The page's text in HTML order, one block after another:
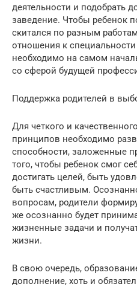
деятельности и подобрать
заведение. Чтобы ребенок
скитался по разным
отношения к
необходимо на самом
со сферой будущей
Поддержка родителей в
Для четкого и
принципов необходимо
способности, заложенные
того, чтобы ребенок смог
достигать целей, быть
быть счастливым.
вопросам, родители
же осознанно будет
жизненные задачи и
жизни.
В свою очередь,
дополнение, хоть и